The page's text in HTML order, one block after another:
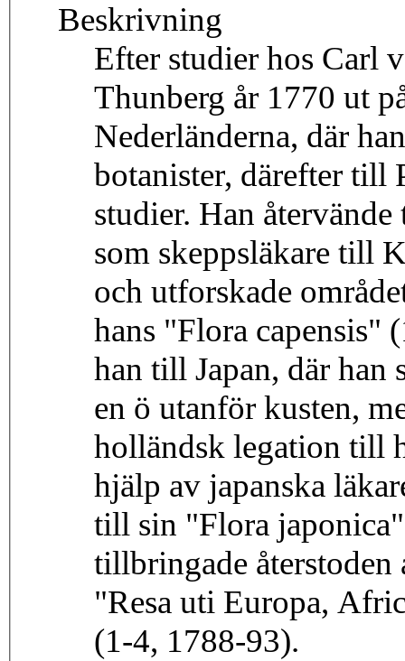
Beskrivning
Efter studier hos Carl
Thunberg år 1770 ut
Nederländerna, där
botanister, därefter till
studier. Han
som skeppsläkare till
och utforskade
hans "Flora capensis"
han till Japan, där han
en ö utanför kusten,
holländsk legation till
hjälp av japanska
till sin "Flora
tillbringade
"Resa uti Europa,
(1-4, 1788-93).